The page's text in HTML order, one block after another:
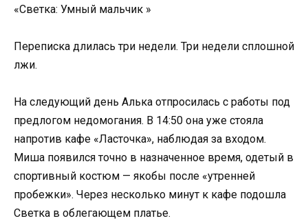
«Светка: Умный мальчик »
Переписка длилась три недели. Три недели сплошной
лжи.
На следующий день Алька отпросилась с работы под
предлогом недомогания. В 14:50 она уже стояла
напротив кафе «Ласточка», наблюдая за входом.
Миша появился точно в назначенное время, одетый в
спортивный костюм — якобы после «утренней
пробежки». Через несколько минут к кафе подошла
Светка в облегающем платье.